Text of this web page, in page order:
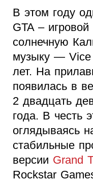
В этом году
GTA –
солнечную
музыку — Vice
лет. На
появилась в
2 двадцать
года. В честь
оглядываясь
стабильные
версии Grand
Rockstar